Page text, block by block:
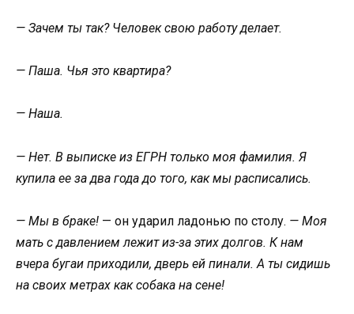
— Зачем ты так? Человек свою работу делает.
— Паша. Чья это квартира?
— Наша.
— Нет. В выписке из ЕГРН только моя фамилия. Я
купила ее за два года до того, как мы расписались.
— Мы в браке! — он ударил ладонью по столу. — Моя
мать с давлением лежит из-за этих долгов. К нам
вчера бугаи приходили, дверь ей пинали. А ты сидишь
на своих метрах как собака на сене!